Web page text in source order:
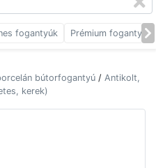
fogantyúk Prémium fogantyúk
bútorfogantyú / Antikolt,
kerek)